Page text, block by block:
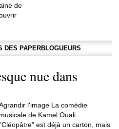
de
DES PAPERBLOGUEURS
nue dans
l'image La comédie
musicale de Kamel Ouali
est déjà un carton, mais